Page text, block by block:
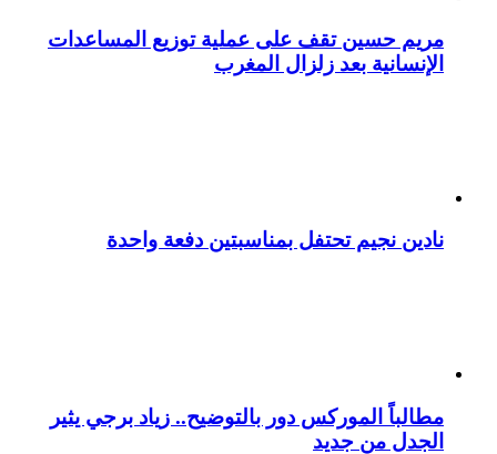
مريم حسين تقف على عملية توزيع المساعدات
الإنسانية بعد زلزال المغرب
نادين نجيم تحتفل بمناسبتين دفعة واحدة
مطالباً الموركس دور بالتوضيح.. زياد برجي يثير
الجدل من جديد